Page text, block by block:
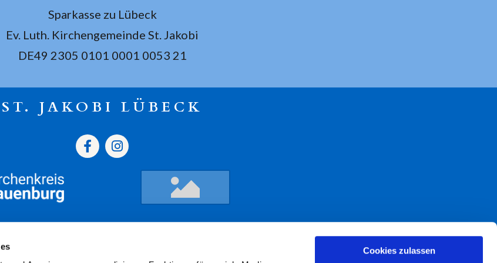
Cookies zulassen
Sparkasse zu Lübeck
Ev. Luth. Kirchengemeinde St. Jakobi
DE49 2305 0101 0001 0053 21
ST. JAKOBI LÜBECK